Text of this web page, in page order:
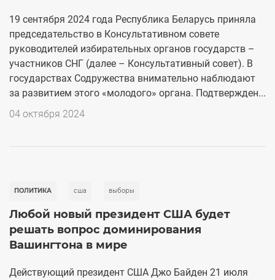
19 сентября 2024 года Республика Беларусь приняла
председательство в Консультативном совете
руководителей избирательных органов государств –
участников СНГ (далее – Консультативный совет). В
государствах Содружества внимательно наблюдают
за развитием этого «молодого» органа. Подтвержден...
04 октября 2024
ПОЛИТИКА сша выборы
Любой новый президент США будет
решать вопрос доминирования
Вашингтона в мире
Действующий президент США Джо Байден 21 июля